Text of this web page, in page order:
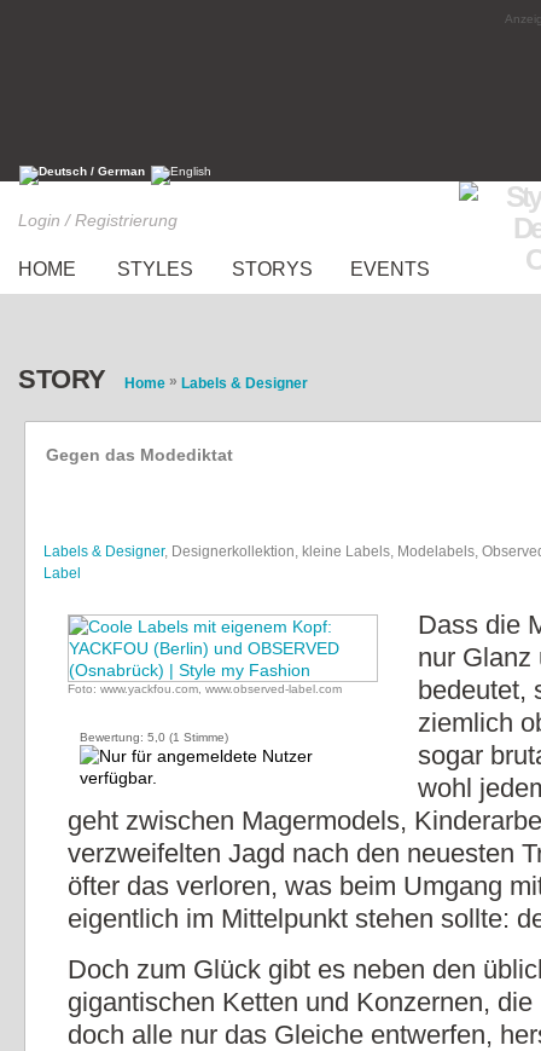
Login / Registrierung
HOME STYLES STORYS EVENTS
STORY Home » Labels & Designer
Gegen das Modediktat
Labels & Designer, Designerkollektion, kleine Labels, Modelabels,
Label
Foto: www.yackfou.com, www.observed-label.com
Bewertung: 5,0 (1 Stimme)
Dass die
nur Glanz
bedeutet,
ziemlich
sogar
wohl
geht zwischen Magermodels,
verzweifelten Jagd nach den neuesten
öfter das verloren, was beim Umgang
eigentlich im Mittelpunkt stehen sollte:
Doch zum Glück gibt es neben den
gigantischen Ketten und Konzernen,
doch alle nur das Gleiche entwerfen,